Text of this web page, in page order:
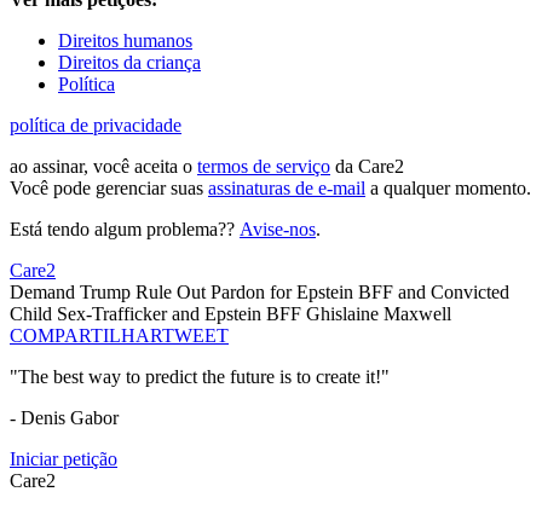
Direitos humanos
Direitos da criança
Política
política de privacidade
ao assinar, você aceita o termos de serviço da Care2
Você pode gerenciar suas assinaturas de e-mail a qualquer momento.
Está tendo algum problema?? Avise-nos.
Care2
Demand Trump Rule Out Pardon for Epstein BFF and Convicted
Child Sex-Trafficker and Epstein BFF Ghislaine Maxwell
COMPARTILHARTWEET
"The best way to predict the future is to create it!"
- Denis Gabor
Iniciar petição
Care2